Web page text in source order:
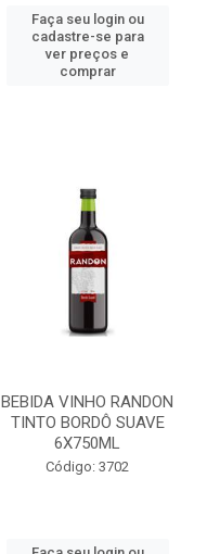
Faça seu login ou
cadastre-se para
ver preços e
comprar
BEBIDA VINHO RANDON
TINTO BORDÔ SUAVE
6X750ML
Código: 3702